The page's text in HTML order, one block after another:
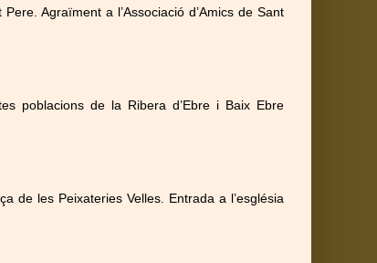
Agraïment a l’Associació d’Amics de Sant
poblacions de la Ribera d’Ebre i Baix Ebre
de les Peixateries Velles. Entrada a l’església